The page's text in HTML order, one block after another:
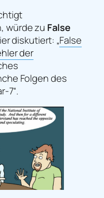
würde zu False
diskutiert: „False
der
Folgen des
7“.